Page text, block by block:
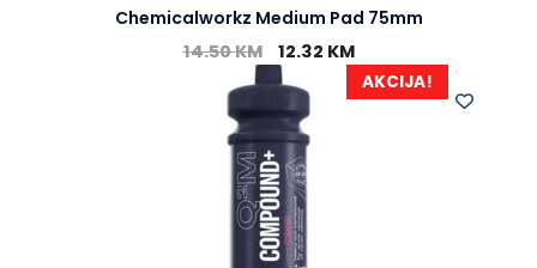
Chemicalworkz Medium Pad 75mm
14.50KM 12.32 KM
AKCIJA!